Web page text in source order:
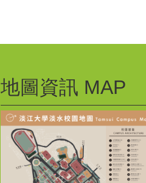
地圖資訊 MAP